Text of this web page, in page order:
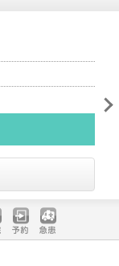
予約 急患